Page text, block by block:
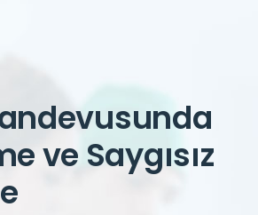
ve Saygısız